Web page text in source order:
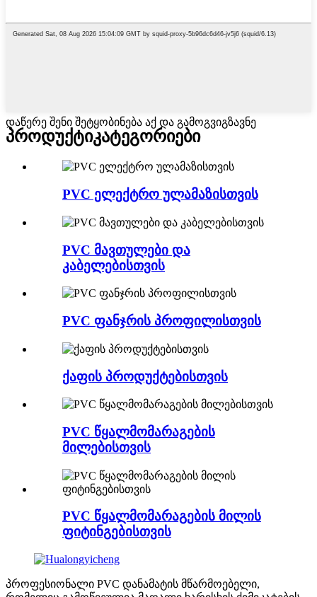
დაწერე შენი შეტყობინება აქ და გამოგვიგზავნე
პროდუქტიკატეგორიები
PVC ელექტრო ულამაზისთვის
PVC მავთულები და
კაბელებისთვის
PVC ფანჯრის პროფილისთვის
ქაფის პროდუქტებისთვის
PVC წყალმომარაგების
მილებისთვის
PVC წყალმომარაგების მილის
ფიტინგებისთვის
პროფესიონალი PVC დანამატის მწარმოებელი,